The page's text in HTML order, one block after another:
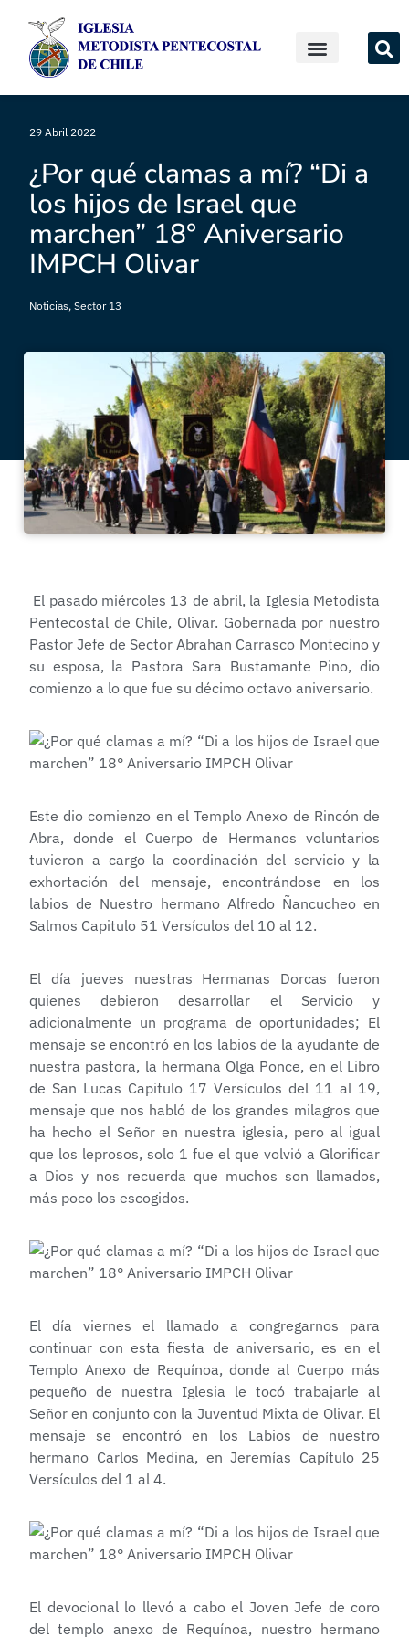
29 Abril 2022
¿Por qué clamas a mí? “Di a
los hijos de Israel que
marchen” 18° Aniversario
IMPCH Olivar
Noticias, Sector 13
El pasado miércoles 13 de abril, la Iglesia Metodista
Pentecostal de Chile, Olivar. Gobernada por nuestro
Pastor Jefe de Sector Abrahan Carrasco Montecino y
su esposa, la Pastora Sara Bustamante Pino, dio
comienzo a lo que fue su décimo octavo aniversario.
Este dio comienzo en el Templo Anexo de Rincón de
Abra, donde el Cuerpo de Hermanos voluntarios
tuvieron a cargo la coordinación del servicio y la
exhortación del mensaje, encontrándose en los
labios de Nuestro hermano Alfredo Ñancucheo en
Salmos Capitulo 51 Versículos del 10 al 12.
El día jueves nuestras Hermanas Dorcas fueron
quienes debieron desarrollar el Servicio y
adicionalmente un programa de oportunidades; El
mensaje se encontró en los labios de la ayudante de
nuestra pastora, la hermana Olga Ponce, en el Libro
de San Lucas Capitulo 17 Versículos del 11 al 19,
mensaje que nos habló de los grandes milagros que
ha hecho el Señor en nuestra iglesia, pero al igual
que los leprosos, solo 1 fue el que volvió a Glorificar
a Dios y nos recuerda que muchos son llamados,
más poco los escogidos.
El día viernes el llamado a congregarnos para
continuar con esta fiesta de aniversario, es en el
Templo Anexo de Requínoa, donde al Cuerpo más
pequeño de nuestra Iglesia le tocó trabajarle al
Señor en conjunto con la Juventud Mixta de Olivar. El
mensaje se encontró en los Labios de nuestro
hermano Carlos Medina, en Jeremías Capítulo 25
Versículos del 1 al 4.
El devocional lo llevó a cabo el Joven Jefe de coro
del templo anexo de Requínoa, nuestro hermano